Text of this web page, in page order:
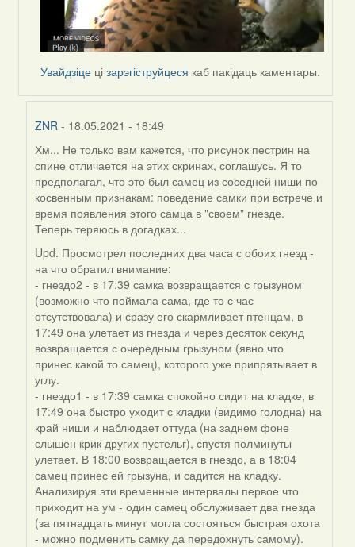
Увайдзіце цізарэгіструйцеся каб пакідаць каментары.
ZNR - 18.05.2021 - 18:49
In
reply
to
by
Lighty
Хм... Не только вам кажется, что рисунок пестрин на
спине отличается на этих скринах, соглашусь. Я то
предполагал, что это был самец из соседней ниши по
косвенным признакам: поведение самки при встрече и
время появления этого самца в "своем" гнезде.
Теперь теряюсь в догадках...
Upd. Просмотрел последних два часа с обоих гнезд -
на что обратил внимание:
- гнездо2 - в 17:39 самка возвращается с грызуном
(возможно что поймала сама, где то с час
отсутствовала) и сразу его скармливает птенцам, в
17:49 она улетает из гнезда и через десяток секунд
возвращается с очередным грызуном (явно что
принес какой то самец), которого уже припрятывает в
углу.
- гнездо1 - в 17:39 самка спокойно сидит на кладке, в
17:49 она быстро уходит с кладки (видимо голодна) на
край ниши и наблюдает оттуда (на заднем фоне
слышен крик других пустельг), спустя полминуты
улетает. В 18:00 возвращается в гнездо, а в 18:04
самец принес ей грызуна, и садится на кладку.
Анализируя эти временные интервалы первое что
приходит на ум - один самец обслуживает два гнезда
(за пятнадцать минут могла состояться быстрая охота
- можно подменить самку да передохнуть самому).